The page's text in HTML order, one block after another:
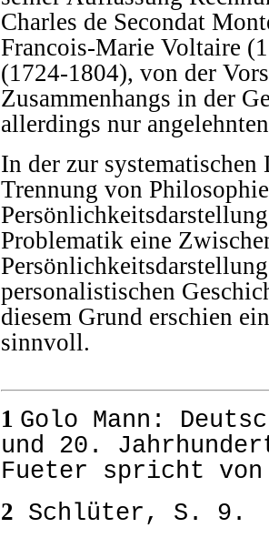
Charles de Secondat
Francois-Marie Voltaire
(1724-1804), von der
Zusammenhangs in der
allerdings nur
In der zur
Trennung von
Problematik eine
personalistischen
diesem Grund erschien
sinnvoll.
1 Golo Mann:
und 20.
Fueter spricht
2 Schlüter, S. 9.